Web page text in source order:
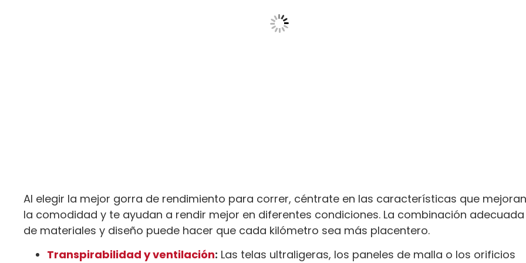
Al elegir la mejor gorra de rendimiento para correr, céntrate en las características que mejoran
la comodidad y te ayudan a rendir mejor en diferentes condiciones. La combinación adecuada
de materiales y diseño puede hacer que cada kilómetro sea más placentero.
Transpirabilidad y ventilación: Las telas ultraligeras, los paneles de malla o los orificios